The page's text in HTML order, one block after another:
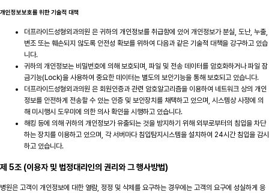
개인정보보호를 위한 기술적 대책
더프라이드성형외과의원 은 귀하의 개인정보를 취급함에 있어 개인정보가 분실, 도난, 누출,
변조 또는 훼손되지 않도록 안전성 확보를 위하여 다음과 같은 기술적 대책을 강구하고 있습
니다.
귀하의 개인정보는 비밀번호에 의해 보호되며, 파일 및 전송 데이터를 암호화하거나 파일 잠
금기능(Lock)을 사용하여 중요한 데이터는 별도의 보안기능을 통해 보호되고 있습니다.
더프라이드성형외과의원 은 회원인증과 관련 암호알고리즘을 이용하여 네트워크 상의 개인
정보를 안전하게 전송할 수 있는 인증 및 보안장치를 채택하고 있으며, 시스템상 사정에 의
해 미시행시 도우미에 의한 의사 확인을 시행하고 있습니다.
해킹 등에 의해 귀하의 개인정보가 유출되는 것을 방지하기 위해 외부로부터의 침입을 차단
하는 장치를 이용하고 있으며, 각 서버마다 침입탐지시스템을 설치하여 24시간 침입을 감시
하고 있습니다.
제 5조 (이용자 및 법정대리인의 권리와 그 행사방법)
병원은 고객이 개인정보에 대한 열람, 정정 및 삭제를 요구하는 경우에는 고객의 요구에 성실하게 응